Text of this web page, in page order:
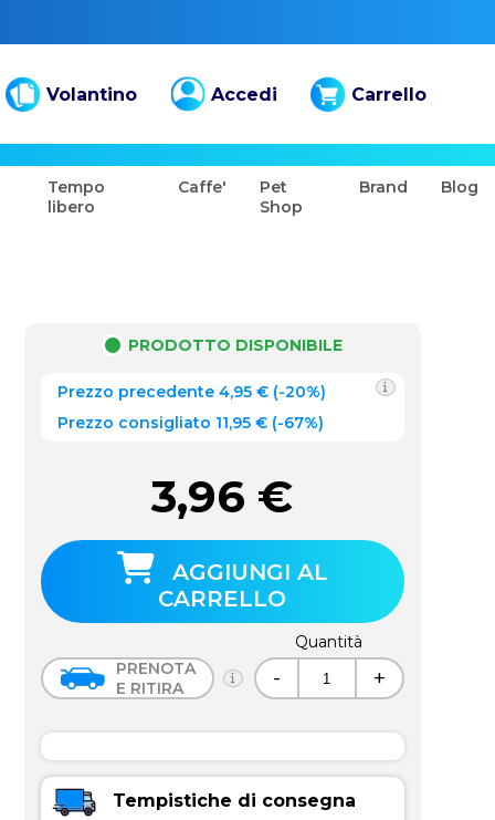
Volantino Accedi Carrello
Tempo
libero
Caffe'
Pet
Shop
Brand Blog
PRODOTTO DISPONIBILE
Prezzo precedente 4,95 € (-20%)
Prezzo consigliato 11,95 € (-67%)
3,96 €
AGGIUNGI AL
CARRELLO
PRENOTA
E RITIRA
Quantità
- +
Tempistiche di consegna